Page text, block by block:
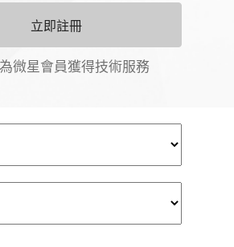
立即註冊
微星會員獲得技術服務